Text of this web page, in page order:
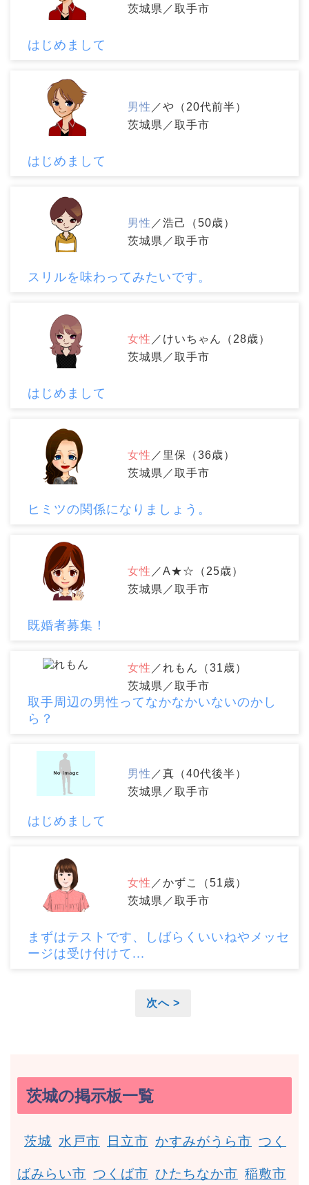
茨城県／取手市
はじめまして
男性 ／や（20代前半）
茨城県／取手市
はじめまして
男性 ／浩己（50歳）
茨城県／取手市
スリルを味わってみたいです。
女性 ／けいちゃん（28歳）
茨城県／取手市
はじめまして
女性 ／里保（36歳）
茨城県／取手市
ヒミツの関係になりましょう。
女性 ／A★☆（25歳）
茨城県／取手市
既婚者募集！
女性 ／れもん（31歳）
茨城県／取手市
取手周辺の男性ってなかなかいないのかし
ら？
男性 ／真（40代後半）
茨城県／取手市
はじめまして
女性 ／かずこ（51歳）
茨城県／取手市
まずはテストです、しばらくいいねやメッセ
ージは受け付けて...
次へ >
茨城の掲示板一覧
茨城 水戸市 日立市 かすみがうら市 つく
ばみらい市 つくば市 ひたちなか市 稲敷市